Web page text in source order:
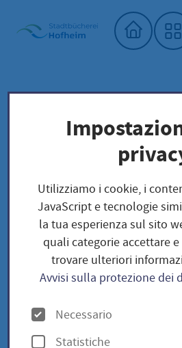
Home"
Biblioteca comunale
Unser Saatgut: Aussaat - Ernte -
Fruchtgemüse
TOMATEN
Costoluto Fiorentino -
Costoluto
Solanum
lycopersicum
Utilizziamo i cookie, i
JavaScript e tecnologie
la tua esperienza sul sito
quali categorie accettare
trovare ulteriori
Avvisi sulla protezione dei
O
p
Necessario
Statistiche